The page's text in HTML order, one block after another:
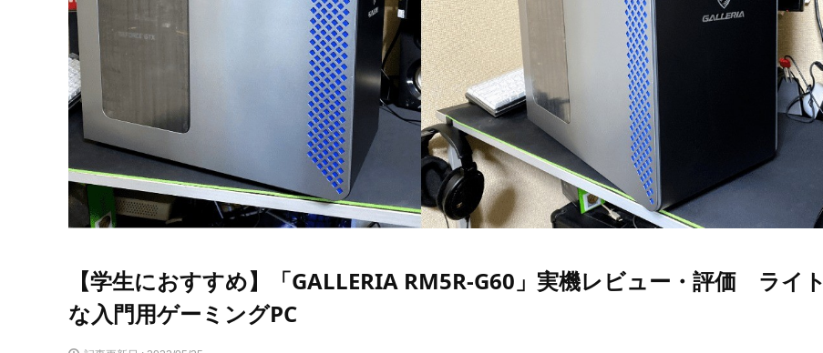
【学生におすすめ】「GALLERIA RM5R-G60」実機レビュー・評価 ライト
な入門用ゲーミングPC